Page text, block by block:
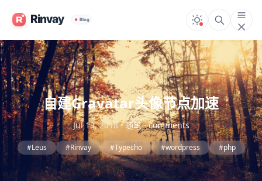
自建Gravatar头像节点加速
Jul 13, 2018·随笔·comments
#Leus #Rinvay #Typecho #wordpress #php